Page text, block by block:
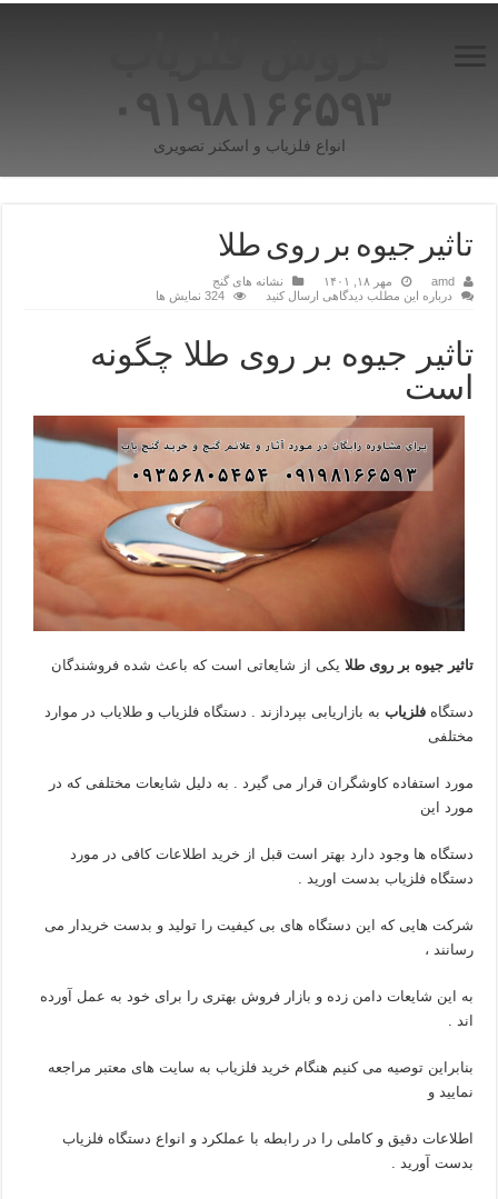
۰۹۱۹۸۱۶۶۵۹۳
انواع فلزیاب و اسکنر تصویری
تاثیر جیوه بر روی طلا
amd مهر ۱۸, ۱۴۰۱
نشانه های گنج
درباره این مطلب دیدگاهی ارسال کنید
324 نمایش ها
تاثیر جیوه بر روی طلا چگونه
است
تاثیر جیوه بر روی طلا یکی از شایعاتی است که باعث شده فروشندگان
دستگاهفلزیاب به بازاریابی بپردازند . دستگاه فلزیاب و طلایاب در موارد
مختلفی
مورد استفاده کاوشگران قرار می گیرد . به دلیل شایعات مختلفی که در
مورد این
دستگاه ها وجود دارد بهتر است قبل از خرید اطلاعات کافی در مورد
دستگاه فلزیاب بدست اورید .
شرکت هایی که این دستگاه های بی کیفیت را تولید و بدست خریدار می
رسانند ،
به این شایعات دامن زده و بازار فروش بهتری را برای خود به عمل آورده
اند .
بنابراین توصیه می کنیم هنگام خرید فلزیاب به سایت های معتبر مراجعه
نمایید و
اطلاعات دقیق و کاملی را در رابطه با عملکرد و انواع دستگاه فلزیاب
بدست آورید .